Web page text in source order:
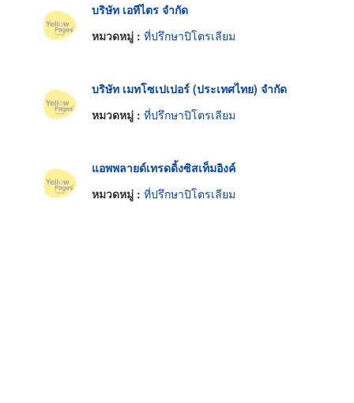
บริษัท เอทีไตร จำกัด
หมวดหมู่ : ที่ปรึกษาปิโตรเลียม
บริษัท เมทโซเปเปอร์ (ประเทศไทย) จำกัด
หมวดหมู่ : ที่ปรึกษาปิโตรเลียม
แอพพลายด์เทรดดิ้งซิสเท็มอิงค์
หมวดหมู่ : ที่ปรึกษาปิโตรเลียม